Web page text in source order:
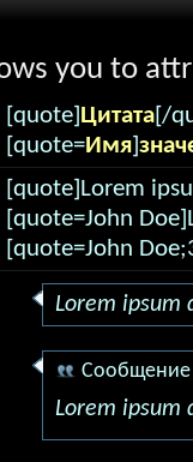
you to
[quote] Цитата[/
[quote=Имя]
[quote]Lorem
[quote=John
[quote=John
Lorem ipsum
Lorem ipsum